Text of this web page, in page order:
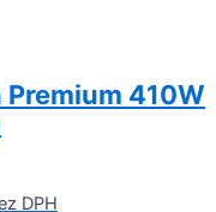
410W
DPH